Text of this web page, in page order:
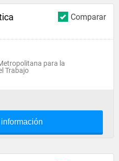
Comparar
para la
Trabajo